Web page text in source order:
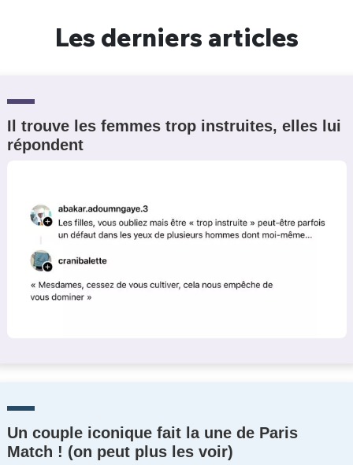
Les derniers articles
Il trouve les femmes trop instruites, elles lui
répondent
Un couple iconique fait la une de Paris
Match ! (on peut plus les voir)
Un Thread